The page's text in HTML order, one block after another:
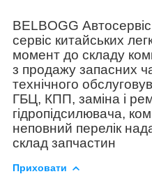
BELBOGG
сервіс китайських
момент до складу
з продажу запасних
технічного
ГБЦ, КПП, заміна і
гідропідсилювача,
неповний перелік
склад запчастин
Приховати